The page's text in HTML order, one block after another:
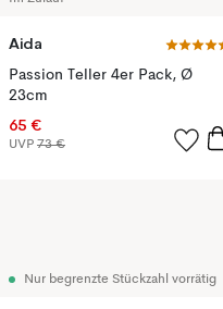
Aida
Passion Teller 4er Pack, Ø
23cm
65 €
UVP 73 €
Nur begrenzte Stückzahl vorrätig